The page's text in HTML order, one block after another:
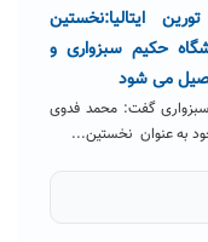
ایتالیا:نخستین
حکیم سبزواری و
می شود
گفت: محمد فدوی
خود به عنوان نخستین...